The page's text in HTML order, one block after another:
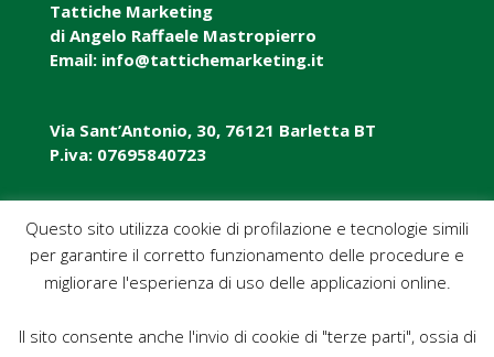
Tattiche Marketing
di Angelo Raffaele Mastropierro
Email: info@tattichemarketing.it
Via Sant’Antonio, 30, 76121 Barletta BT
P.iva: 07695840723
P.iva: 07695840723
Pec: tattichemarketing@pec.it
Questo sito utilizza cookie di profilazione e tecnologie simili
per garantire il corretto funzionamento delle procedure e
migliorare l'esperienza di uso delle applicazioni online.
Il sito consente anche l'invio di cookie di "terze parti", ossia di